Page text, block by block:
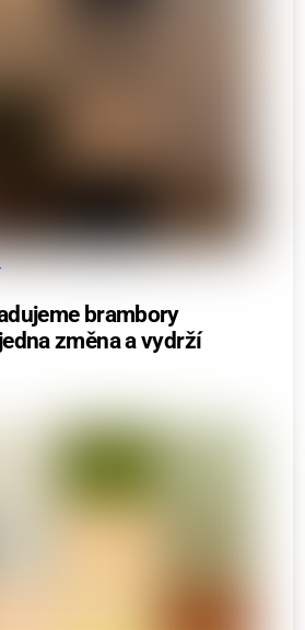
brambory
změna a vydrží